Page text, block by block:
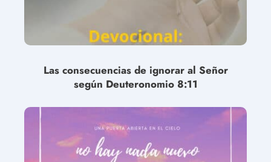
Las consecuencias de ignorar al Señor
según Deuteronomio 8:11